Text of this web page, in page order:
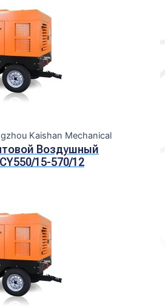
Kaishan Mechanical
Воздушный
15-570/12